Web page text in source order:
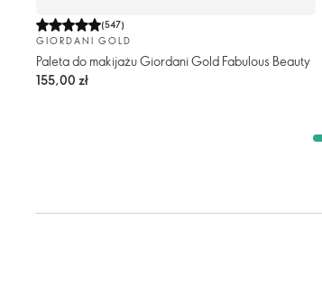
(547)
GIORDANI GOLD
Paleta do makijażu Giordani Gold Fabulous Beauty
155,00 zł